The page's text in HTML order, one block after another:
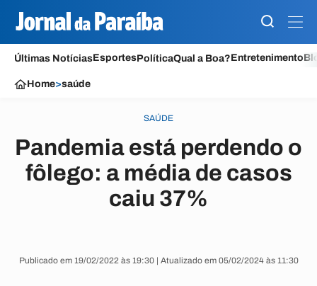
Últimas NotíciasEsportesPolíticaQual a Boa?Entretenimento
Home>saúde
SAÚDE
Pandemia está perdendo o
fôlego: a média de casos
caiu 37%
Publicado em 19/02/2022 às 19:30 | Atualizado em 05/02/2024 às 11:30